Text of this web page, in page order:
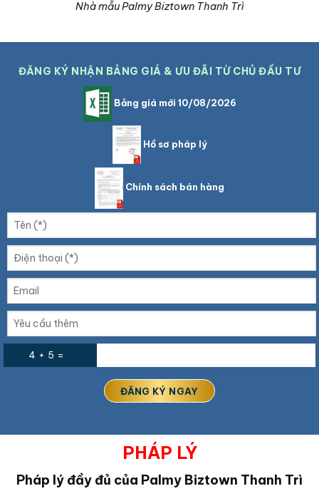
Nhà mẫu Palmy Biztown Thanh Trì
ĐĂNG KÝ NHẬN BẢNG GIÁ & ƯU ĐÃI TỪ CHỦ ĐẦU TƯ
Bảng giá mới 10/08/2026
Hồ sơ pháp lý
Chính sách bán hàng
4 + 5 =
PHÁP LÝ
Pháp lý đầy đủ của Palmy Biztown Thanh Trì